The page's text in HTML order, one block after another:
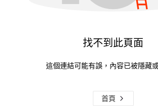
找不到此頁面
這個連結可能有誤，內容已被隱藏
首頁